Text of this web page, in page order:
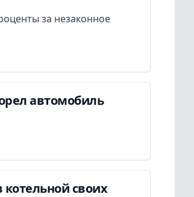
за незаконное
автомобиль
своих